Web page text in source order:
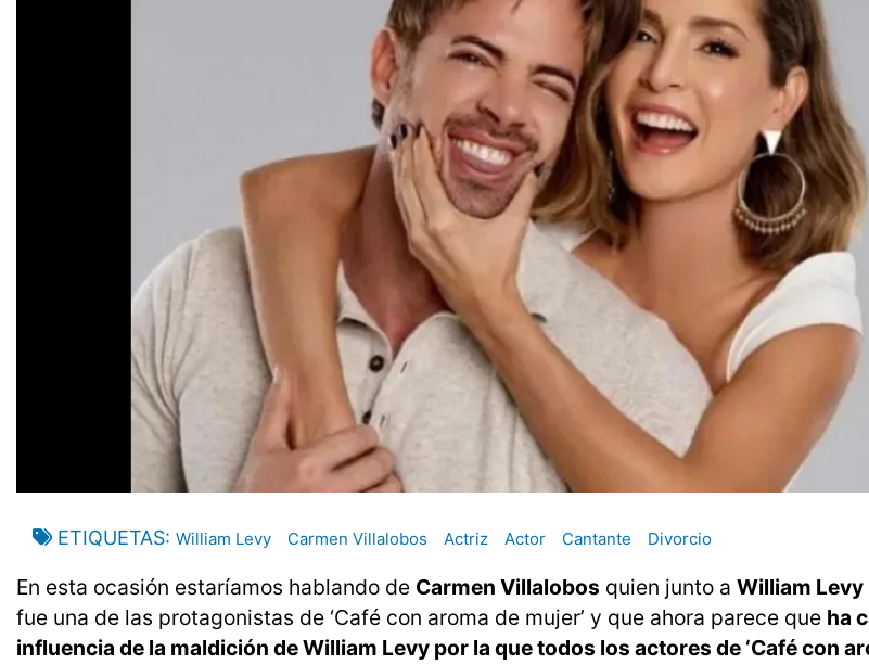
ETIQUETAS William Levy Carmen Villalobos Actriz Actor Cantante Divorcio
En esta ocasión estaríamos hablando de Carmen Villalobos quien junto a William Levy
fue una de las protagonistas de ‘Café con aroma de mujer’ y que ahora parece que ha
influencia de la maldición de William Levy por la que todos los actores de ‘Café con